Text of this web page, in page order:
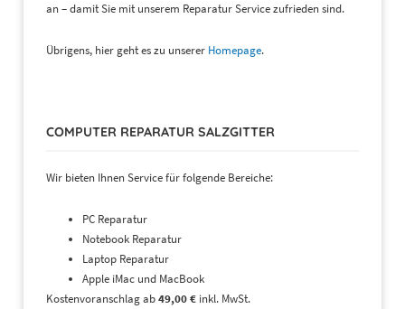
an – damit Sie mit unserem Reparatur Service zufrieden sind.
Übrigens, hier geht es zu unserer Homepage.
COMPUTER REPARATUR SALZGITTER
Wir bieten Ihnen Service für folgende Bereiche:
PC Reparatur
Notebook Reparatur
Laptop Reparatur
Apple iMac und MacBook
Kostenvoranschlag ab49,00 € inkl. MwSt.